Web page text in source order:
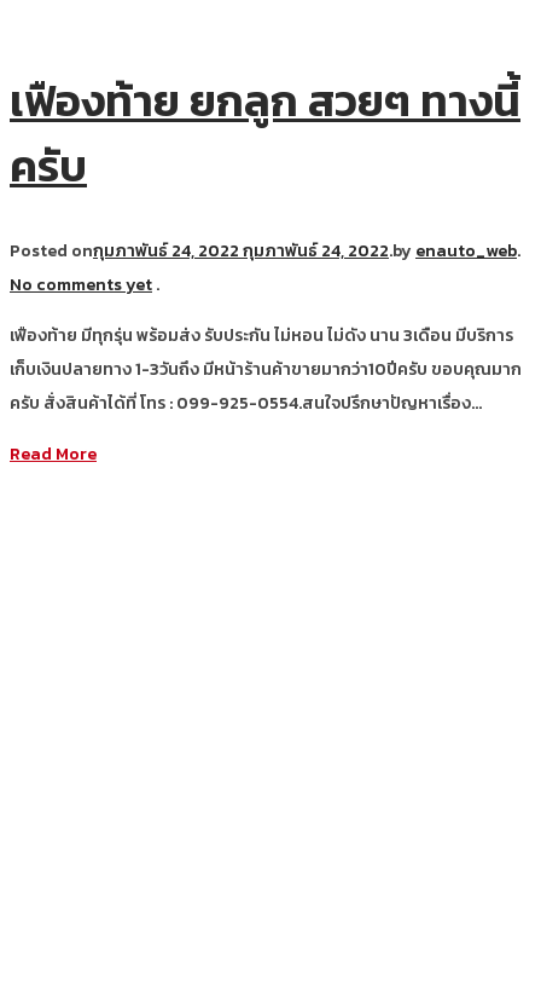
เฟืองท้าย ยกลูก สวยๆ ทางนี้
ครับ
Posted onกุมภาพันธ์ 24, 2022กุมภาพันธ์ 24, 2022.by enauto_web.
No comments yet.
เฟืองท้าย มีทุกรุ่น พร้อมส่ง รับประกัน ไม่หอน ไม่ดัง นาน 3เดือน มีบริการ
เก็บเงินปลายทาง 1-3วันถึง มีหน้าร้านค้าขายมากว่า10ปีครับ ขอบคุณมาก
ครับ สั่งสินค้าได้ที่ โทร : 099-925-0554.สนใจปรึกษาปัญหาเรื่อง…
Read More